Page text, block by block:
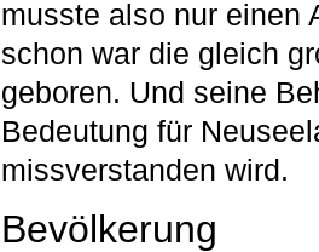
musste also nur einen
schon war die gleich
geboren. Und seine
Bedeutung für
missverstanden wird.
Bevölkerung